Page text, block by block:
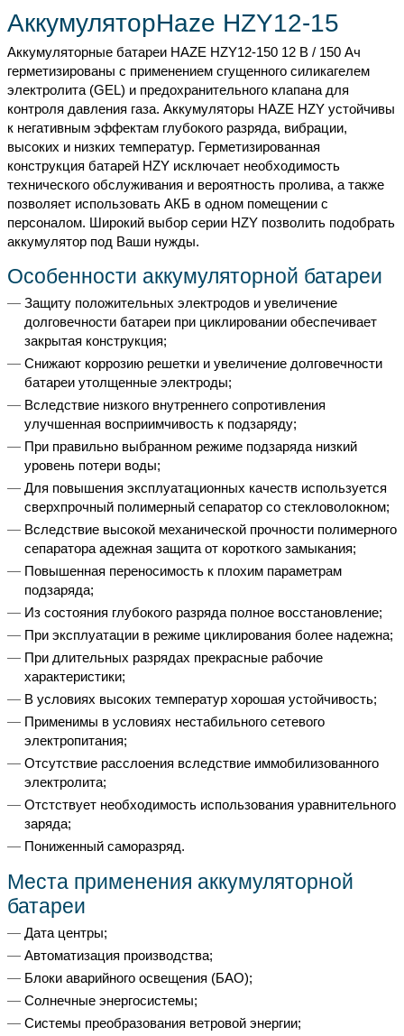
АккумуляторHaze HZY12-15
Аккумуляторные батареи HAZE HZY12-150 12 В / 150 Ач
герметизированы с применением сгущенного силикагелем
электролита (GEL) и предохранительного клапана для
контроля давления газа. Аккумуляторы HAZE HZY устойчивы
к негативным эффектам глубокого разряда, вибрации,
высоких и низких температур. Герметизированная
конструкция батарей HZY исключает необходимость
технического обслуживания и вероятность пролива, а также
позволяет использовать АКБ в одном помещении с
персоналом. Широкий выбор серии HZY позволить подобрать
аккумулятор под Ваши нужды.
Особенности аккумуляторной батареи
Защиту положительных электродов и увеличение
долговечности батареи при циклировании обеспечивает
закрытая конструкция;
Снижают коррозию решетки и увеличение долговечности
батареи утолщенные электроды;
Вследствие низкого внутреннего сопротивления
улучшенная восприимчивость к подзаряду;
При правильно выбранном режиме подзаряда низкий
уровень потери воды;
Для повышения эксплуатационных качеств используется
сверхпрочный полимерный сепаратор со стекловолокном;
Вследствие высокой механической прочности полимерного
сепаратора адежная защита от короткого замыкания;
Повышенная переносимость к плохим параметрам
подзаряда;
Из состояния глубокого разряда полное восстановление;
При эксплуатации в режиме циклирования более надежна;
При длительных разрядах прекрасные рабочие
характеристики;
В условиях высоких температур хорошая устойчивость;
Применимы в условиях нестабильного сетевого
электропитания;
Отсутствие расслоения вследствие иммобилизованного
электролита;
Отстствует необходимость использования уравнительного
заряда;
Пониженный саморазряд.
Места применения аккумуляторной
батареи
Дата центры;
Автоматизация производства;
Блоки аварийного освещения (БАО);
Солнечные энергосистемы;
Системы преобразования ветровой энергии;